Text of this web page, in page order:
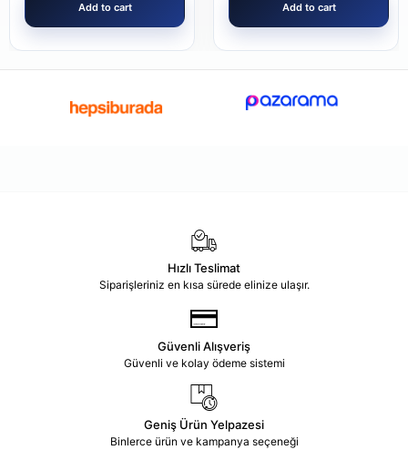
Add to cart Add to cart
Hızlı Teslimat
Siparişleriniz en kısa sürede elinize ulaşır.
Güvenli Alışveriş
Güvenli ve kolay ödeme sistemi
Geniş Ürün Yelpazesi
Binlerce ürün ve kampanya seçeneği